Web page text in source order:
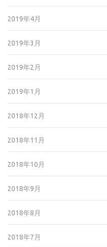
2019年4月
2019年3月
2019年2月
2019年1月
2018年12月
2018年11月
2018年10月
2018年9月
2018年8月
2018年7月